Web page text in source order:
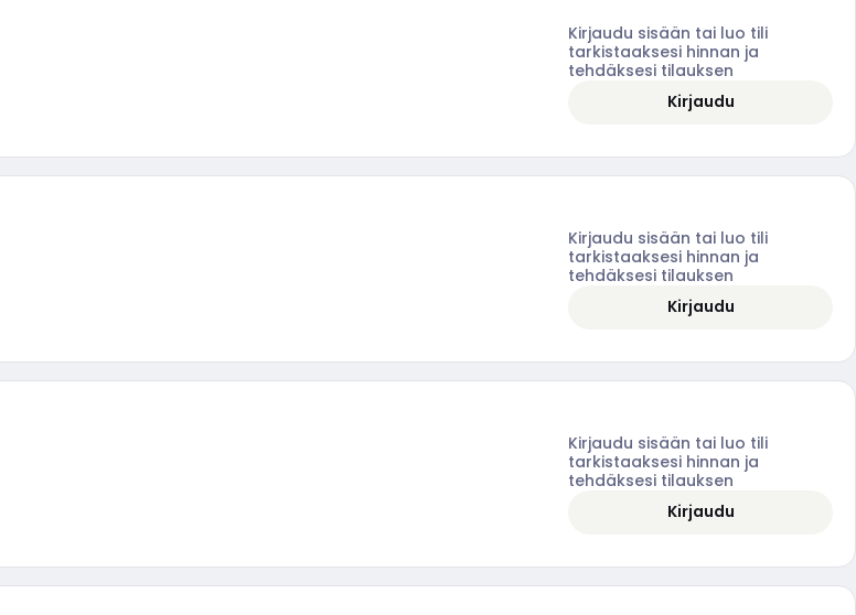
Kirjaudu sisään tai luo tili
tarkistaaksesi hinnan ja
tehdäksesi tilauksen
Kirjaudu
Kirjaudu sisään tai luo tili
tarkistaaksesi hinnan ja
tehdäksesi tilauksen
Kirjaudu
Kirjaudu sisään tai luo tili
tarkistaaksesi hinnan ja
tehdäksesi tilauksen
Kirjaudu